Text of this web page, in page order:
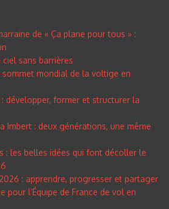
de « Ça plane pour tous » :
sans barrières
sommet mondial de la voltige en
développer, former et structurer la
Imbert : deux générations, une même
: les belles idées qui font décoller le
: apprendre, progresser et partager
pour l’Équipe de France de vol en